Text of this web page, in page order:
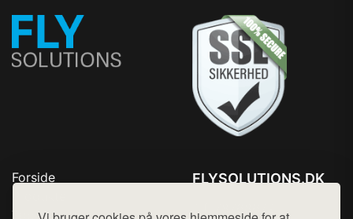
Forside
Top Rabatter
FLYSOLUTIONS.DK